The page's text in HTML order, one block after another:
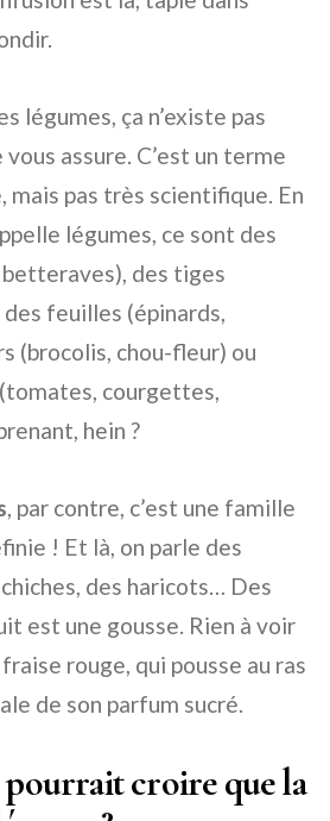
légumes, ça n’existe pas
assure. C’est un terme
mais pas très scientifique. En
légumes, ce sont des
des tiges
feuilles (épinards,
(brocolis, chou-fleur) ou
courgettes,
hein ?
, par contre, c’est une famille
! Et là, on parle des
des haricots… Des
est une gousse. Rien à voir
rouge, qui pousse au ras
de son parfum sucré.
croire que la